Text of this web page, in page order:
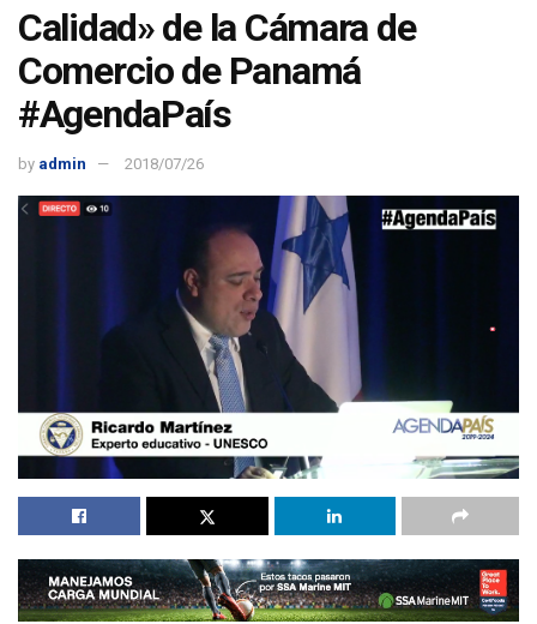
Calidad» de la Cámara de
Comercio de Panamá
#AgendaPaís
by admin 2018/07/26